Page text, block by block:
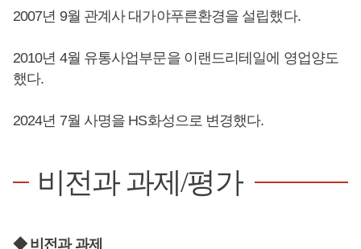
2007년 9월 관계사 대가야푸른환경을 설립했다.
2010년 4월 유통사업부문을 이랜드리테일에 영업양도
했다.
2024년 7월 사명을 HS화성으로 변경했다.
비전과 과제/평가
◆ 비전과 과제